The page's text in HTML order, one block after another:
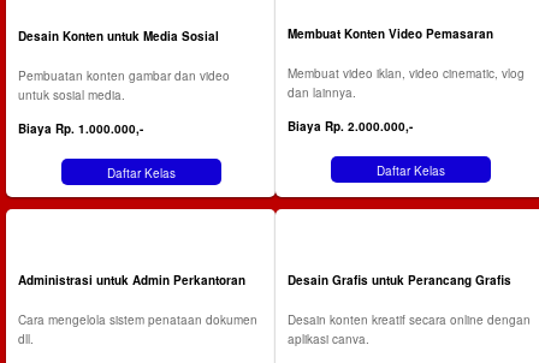
Desain Konten untuk Media Sosial
Pembuatan konten gambar dan video
untuk sosial media.
Biaya Rp. 1.000.000,-
Daftar Kelas
Membuat Konten Video Pemasaran
Membuat video iklan, video cinematic, vlog
dan lainnya.
Biaya Rp. 2.000.000,-
Daftar Kelas
Administrasi untuk Admin Perkantoran
Cara mengelola sistem penataan dokumen
dll.
Desain Grafis untuk Perancang Grafis
Desain konten kreatif secara online dengan
aplikasi canva.